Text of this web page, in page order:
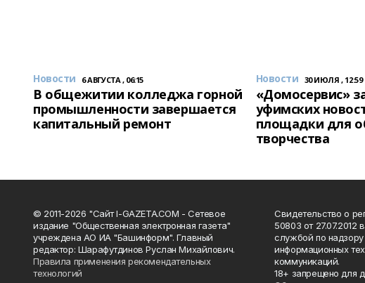
Новости 6 АВГУСТА , 06:15
В общежитии колледжа горной
промышленности завершается
капитальный ремонт
Новости 30 ИЮЛЯ , 12:59
«Домосервис»
уфимских
площадки для
творчества
© 2011-2026 "Сайт I-GAZETA.COM - Сетевое
издание "Общественная электронная газета"
учреждена АО ИА "Башинформ". Главный
редактор: Шарафутдинов Руслан Михайлович.
Правила применения рекомендательных
технологий
Свидетельство о
50803 от
службой по
информационных
коммуникаций.
18+ запрещено для